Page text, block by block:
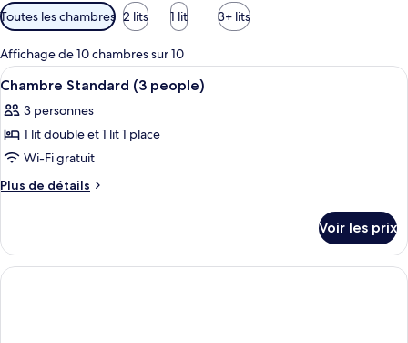
Filtres
disponibles
pour
les
chambres
Toutes les chambres 2 lits 1 lit 3+ lits
Affichage de 10 chambres sur 10
Afficher
toutes
les
photos
pour
ce
chambre :
Chambre
Standard
Chambre Standard (3 people) |
11
Chambre Standard (3 people)
3 personnes
1 lit double et 1 lit 1 place
Wi-Fi gratuit
Plus de détails
Plus
le
type
de
Voir les prix